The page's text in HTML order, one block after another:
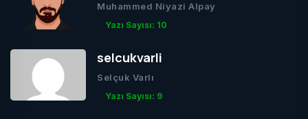
Muhammed Niyazi Alpay
Yazı Sayısı: 10
selcukvarli
Selçuk Varlı
Yazı Sayısı: 9